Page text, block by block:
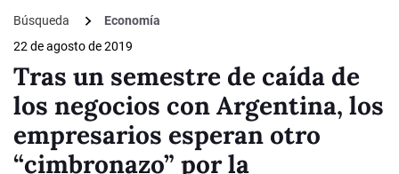
Búsqueda
Economía
22 de agosto de 2019
Tras un semestre de caída de
los negocios con Argentina, los
empresarios esperan otro
“cimbronazo” por la